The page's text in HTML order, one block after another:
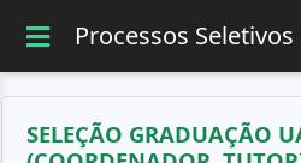
Processos Seletivos
SELEÇÃO GRADUAÇÃO